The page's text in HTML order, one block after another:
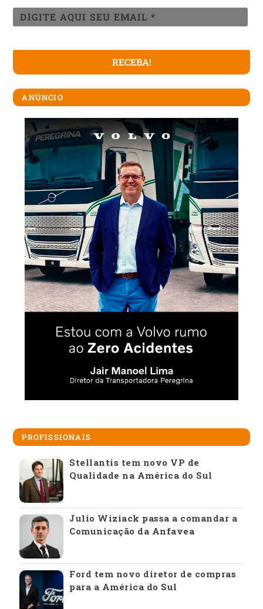
ANÚNCIO
PROFISSIONAIS
Stellantis tem novo VP de
Qualidade na América do Sul
Julio Wiziack passa a comandar a
Comunicação da Anfavea
Ford tem novo diretor de compras
para a América do Sul